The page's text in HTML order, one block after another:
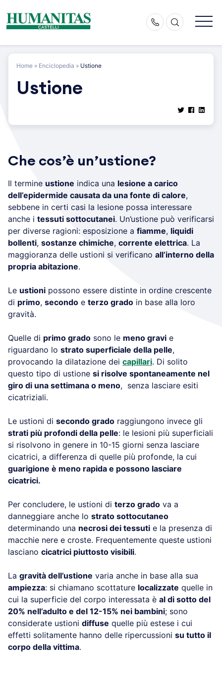
content
Home » Enciclopedia » Ustione
Ustione
Che cos’è un’ustione?
Il termine ustione indica una lesione a carico
dell’epidermide causata da una fonte di calore,
sebbene in certi casi la lesione possa interessare
anche i tessuti sottocutanei. Un’ustione può verificarsi
per diverse ragioni: esposizione a fiamme, liquidi
bollenti, sostanze chimiche, corrente elettrica. La
maggioranza delle ustioni si verificano all’interno della
propria abitazione.
Le ustioni possono essere distinte in ordine crescente
di primo, secondo e terzo grado in base alla loro
gravità.
Quelle di primo grado sono le meno gravi e
riguardano lo strato superficiale della pelle,
provocando la dilatazione dei capillari. Di solito
questo tipo di ustione si risolve spontaneamente nel
giro di una settimana o meno, senza lasciare esiti
cicatriziali.
Le ustioni di secondo grado raggiungono invece gli
strati più profondi della pelle: le lesioni più superficiali
si risolvono in genere in 10-15 giorni senza lasciare
cicatrici, a differenza di quelle più profonde, la cui
guarigione è meno rapida e possono lasciare
cicatrici.
Per concludere, le ustioni di terzo grado va a
danneggiare anche lo strato sottocutaneo
determinando una necrosi dei tessuti e la presenza di
macchie nere e croste. Frequentemente queste ustioni
lasciano cicatrici piuttosto visibili.
La gravità dell’ustione varia anche in base alla sua
ampiezza: si chiamano scottature localizzate quelle in
cui la superficie del corpo interessata è al di sotto del
20% nell’adulto e del 12-15% nei bambini; sono
considerate ustioni diffuse quelle più estese i cui
effetti solitamente hanno delle ripercussioni su tutto il
corpo della vittima.